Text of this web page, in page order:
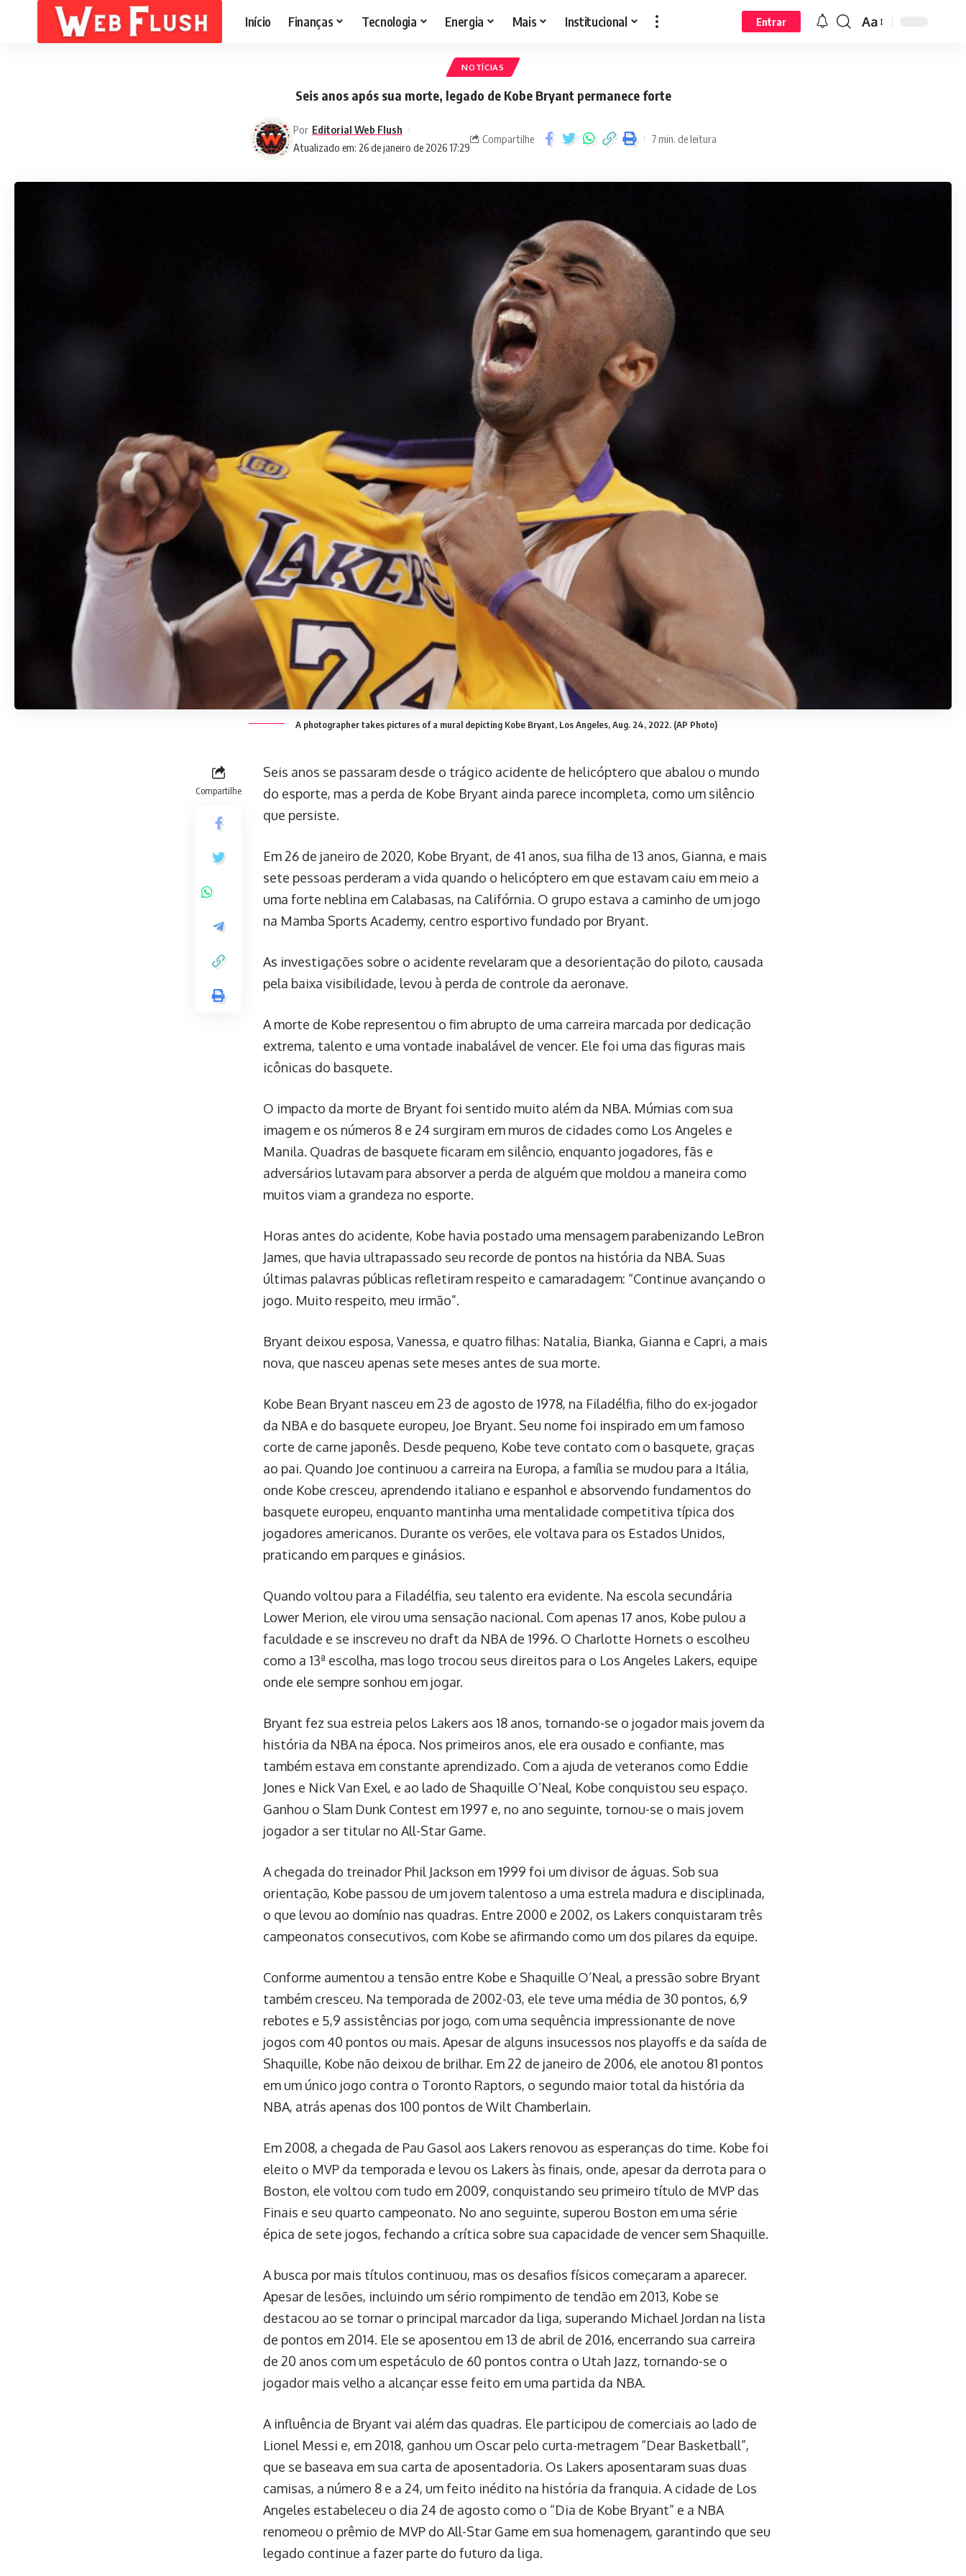
Início Finanças Tecnologia Energia Mais Institucional Entrar Aa
NOTÍCIAS
Seis anos após sua morte, legado de Kobe Bryant permanece forte
Atualizado em: 26 de janeiro de 2026 17:29
Por Editorial Web Flush
Compartilhe 7 min. de leitura
A photographer takes pictures of a mural depicting Kobe Bryant, Los Angeles, Aug. 24, 2022. (AP Photo)
Compartilhe
Seis anos se passaram desde o trágico acidente de helicóptero que abalou o mundo
do esporte, mas a perda de Kobe Bryant ainda parece incompleta, como um silêncio
que persiste.
Em 26 de janeiro de 2020, Kobe Bryant, de 41 anos, sua filha de 13 anos, Gianna, e mais
sete pessoas perderam a vida quando o helicóptero em que estavam caiu em meio a
uma forte neblina em Calabasas, na Califórnia. O grupo estava a caminho de um jogo
na Mamba Sports Academy, centro esportivo fundado por Bryant.
As investigações sobre o acidente revelaram que a desorientação do piloto, causada
pela baixa visibilidade, levou à perda de controle da aeronave.
A morte de Kobe representou o fim abrupto de uma carreira marcada por dedicação
extrema, talento e uma vontade inabalável de vencer. Ele foi uma das figuras mais
icônicas do basquete.
O impacto da morte de Bryant foi sentido muito além da NBA. Múmias com sua
imagem e os números 8 e 24 surgiram em muros de cidades como Los Angeles e
Manila. Quadras de basquete ficaram em silêncio, enquanto jogadores, fãs e
adversários lutavam para absorver a perda de alguém que moldou a maneira como
muitos viam a grandeza no esporte.
Horas antes do acidente, Kobe havia postado uma mensagem parabenizando LeBron
James, que havia ultrapassado seu recorde de pontos na história da NBA. Suas
últimas palavras públicas refletiram respeito e camaradagem: “Continue avançando o
jogo. Muito respeito, meu irmão”.
Bryant deixou esposa, Vanessa, e quatro filhas: Natalia, Bianka, Gianna e Capri, a mais
nova, que nasceu apenas sete meses antes de sua morte.
Kobe Bean Bryant nasceu em 23 de agosto de 1978, na Filadélfia, filho do ex-jogador
da NBA e do basquete europeu, Joe Bryant. Seu nome foi inspirado em um famoso
corte de carne japonês. Desde pequeno, Kobe teve contato com o basquete, graças
ao pai. Quando Joe continuou a carreira na Europa, a família se mudou para a Itália,
onde Kobe cresceu, aprendendo italiano e espanhol e absorvendo fundamentos do
basquete europeu, enquanto mantinha uma mentalidade competitiva típica dos
jogadores americanos. Durante os verões, ele voltava para os Estados Unidos,
praticando em parques e ginásios.
Quando voltou para a Filadélfia, seu talento era evidente. Na escola secundária
Lower Merion, ele virou uma sensação nacional. Com apenas 17 anos, Kobe pulou a
faculdade e se inscreveu no draft da NBA de 1996. O Charlotte Hornets o escolheu
como a 13ª escolha, mas logo trocou seus direitos para o Los Angeles Lakers, equipe
onde ele sempre sonhou em jogar.
Bryant fez sua estreia pelos Lakers aos 18 anos, tornando-se o jogador mais jovem da
história da NBA na época. Nos primeiros anos, ele era ousado e confiante, mas
também estava em constante aprendizado. Com a ajuda de veteranos como Eddie
Jones e Nick Van Exel, e ao lado de Shaquille O’Neal, Kobe conquistou seu espaço.
Ganhou o Slam Dunk Contest em 1997 e, no ano seguinte, tornou-se o mais jovem
jogador a ser titular no All-Star Game.
A chegada do treinador Phil Jackson em 1999 foi um divisor de águas. Sob sua
orientação, Kobe passou de um jovem talentoso a uma estrela madura e disciplinada,
o que levou ao domínio nas quadras. Entre 2000 e 2002, os Lakers conquistaram três
campeonatos consecutivos, com Kobe se afirmando como um dos pilares da equipe.
Conforme aumentou a tensão entre Kobe e Shaquille O’Neal, a pressão sobre Bryant
também cresceu. Na temporada de 2002-03, ele teve uma média de 30 pontos, 6,9
rebotes e 5,9 assistências por jogo, com uma sequência impressionante de nove
jogos com 40 pontos ou mais. Apesar de alguns insucessos nos playoffs e da saída de
Shaquille, Kobe não deixou de brilhar. Em 22 de janeiro de 2006, ele anotou 81 pontos
em um único jogo contra o Toronto Raptors, o segundo maior total da história da
NBA, atrás apenas dos 100 pontos de Wilt Chamberlain.
Em 2008, a chegada de Pau Gasol aos Lakers renovou as esperanças do time. Kobe foi
eleito o MVP da temporada e levou os Lakers às finais, onde, apesar da derrota para o
Boston, ele voltou com tudo em 2009, conquistando seu primeiro título de MVP das
Finais e seu quarto campeonato. No ano seguinte, superou Boston em uma série
épica de sete jogos, fechando a crítica sobre sua capacidade de vencer sem Shaquille.
A busca por mais títulos continuou, mas os desafios físicos começaram a aparecer.
Apesar de lesões, incluindo um sério rompimento de tendão em 2013, Kobe se
destacou ao se tornar o principal marcador da liga, superando Michael Jordan na lista
de pontos em 2014. Ele se aposentou em 13 de abril de 2016, encerrando sua carreira
de 20 anos com um espetáculo de 60 pontos contra o Utah Jazz, tornando-se o
jogador mais velho a alcançar esse feito em uma partida da NBA.
A influência de Bryant vai além das quadras. Ele participou de comerciais ao lado de
Lionel Messi e, em 2018, ganhou um Oscar pelo curta-metragem “Dear Basketball”,
que se baseava em sua carta de aposentadoria. Os Lakers aposentaram suas duas
camisas, a número 8 e a 24, um feito inédito na história da franquia. A cidade de Los
Angeles estabeleceu o dia 24 de agosto como o “Dia de Kobe Bryant” e a NBA
renomeou o prêmio de MVP do All-Star Game em sua homenagem, garantindo que seu
legado continue a fazer parte do futuro da liga.